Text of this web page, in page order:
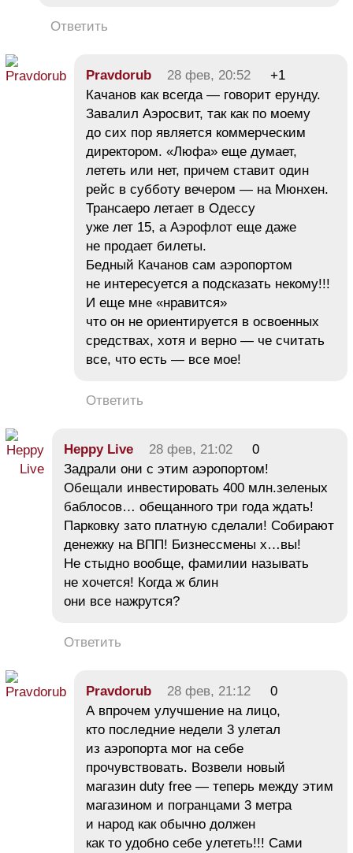
Ответить
Pravdorub 28 фев, 20:52
+1
Качанов как всегда — говорит ерунду.
Завалил Аэросвит, так как по моему
до сих пор является коммерческим
директором. «Люфа» еще думает,
лететь или нет, причем ставит один
рейс в субботу вечером — на Мюнхен.
Трансаеро летает в Одессу
уже лет 15, а Аэрофлот еще даже
не продает билеты.
Бедный Качанов сам аэропортом
не интересуется а подсказать некому!!!
И еще мне «нравится»
что он не ориентируется в освоенных
средствах, хотя и верно — че считать
все, что есть — все мое!
Ответить
Heppy Live 28 фев, 21:02
0
Задрали они с этим аэропортом!
Обещали инвестировать 400 млн.зеленых
баблосов… обещанного три года ждать!
Парковку зато платную сделали! Собирают
денежку на ВПП! Бизнессмены х…вы!
Не стыдно вообще, фамилии называть
не хочется! Когда ж блин
они все нажрутся?
Ответить
Pravdorub 28 фев, 21:12
0
А впрочем улучшение на лицо,
кто последние недели 3 улетал
из аэропорта мог на себе
прочувствовать. Возвели новый
магазин duty free — теперь между этим
магазином и погранцами 3 метра
и народ как обычно должен
как то удобно себе улететь!!! Сами